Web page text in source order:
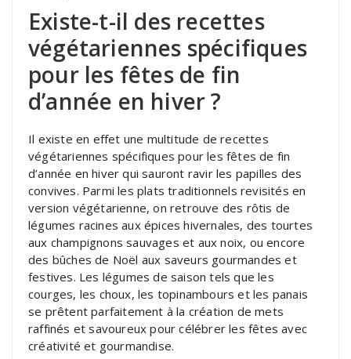
Existe-t-il des recettes
végétariennes spécifiques
pour les fêtes de fin
d’année en hiver ?
Il existe en effet une multitude de recettes
végétariennes spécifiques pour les fêtes de fin
d’année en hiver qui sauront ravir les papilles des
convives. Parmi les plats traditionnels revisités en
version végétarienne, on retrouve des rôtis de
légumes racines aux épices hivernales, des tourtes
aux champignons sauvages et aux noix, ou encore
des bûches de Noël aux saveurs gourmandes et
festives. Les légumes de saison tels que les
courges, les choux, les topinambours et les panais
se prêtent parfaitement à la création de mets
raffinés et savoureux pour célébrer les fêtes avec
créativité et gourmandise.